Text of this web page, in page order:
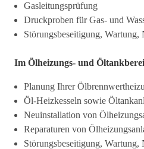
Gasleitungsprüfung
Druckproben für Gas- und
Störungsbeseitigung, Wartung,
Im Ölheizungs- und
Planung Ihrer
Öl-Heizkesseln sowie
Neuinstallation von
Reparaturen von
Störungsbeseitigung, Wartung,